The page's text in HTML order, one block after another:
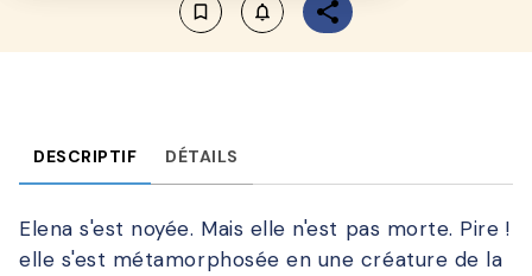
bookmark_border notifications_none_outlined
DESCRIPTIF DÉTAILS
Elena s'est noyée. Mais elle n'est pas morte. Pire !
elle s'est métamorphosée en une créature de la